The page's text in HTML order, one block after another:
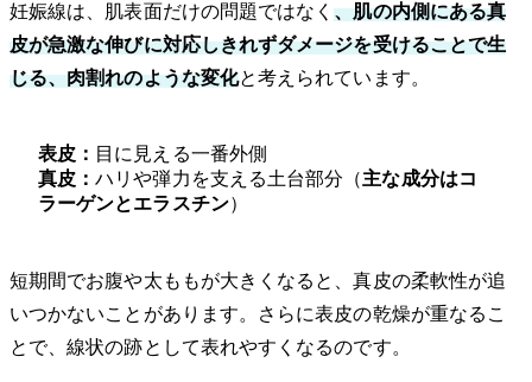
妊娠線は、肌表面だけの問題ではなく、肌の内側にある真
皮が急激な伸びに対応しきれずダメージを受けることで生
じる、肉割れのような変化と考えられています。
表皮： 目に見える一番外側
真皮：ハリや弾力を支える土台部分（主な成分はコ
ラーゲンとエラスチン）
短期間でお腹や太ももが大きくなると、真皮の柔軟性が追
いつかないことがあります。さらに表皮の乾燥が重なるこ
とで、線状の跡として表れやすくなるのです。